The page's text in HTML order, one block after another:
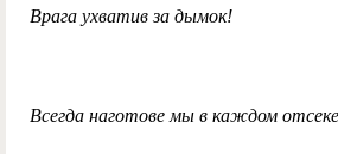
Врага ухватив за дымок!
Всегда наготове мы в каждом